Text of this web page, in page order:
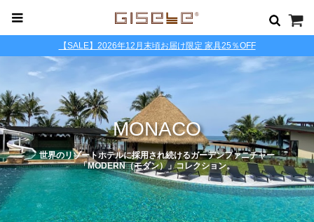
【SALE】2026年12月末頃お届け限定 家具25％OFF
MONACO
世界のリゾートホテルに採用され続けるガーデンファニチャー
「MODERN（モダン）」コレクション。